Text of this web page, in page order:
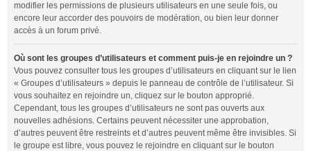
modifier les permissions de plusieurs utilisateurs en une seule fois, ou
encore leur accorder des pouvoirs de modération, ou bien leur donner
accès à un forum privé.
Où sont les groupes d’utilisateurs et comment puis-je en rejoindre un ?
Vous pouvez consulter tous les groupes d’utilisateurs en cliquant sur le lien
« Groupes d’utilisateurs » depuis le panneau de contrôle de l’utilisateur. Si
vous souhaitez en rejoindre un, cliquez sur le bouton approprié.
Cependant, tous les groupes d’utilisateurs ne sont pas ouverts aux
nouvelles adhésions. Certains peuvent nécessiter une approbation,
d’autres peuvent être restreints et d’autres peuvent même être invisibles. Si
le groupe est libre, vous pouvez le rejoindre en cliquant sur le bouton